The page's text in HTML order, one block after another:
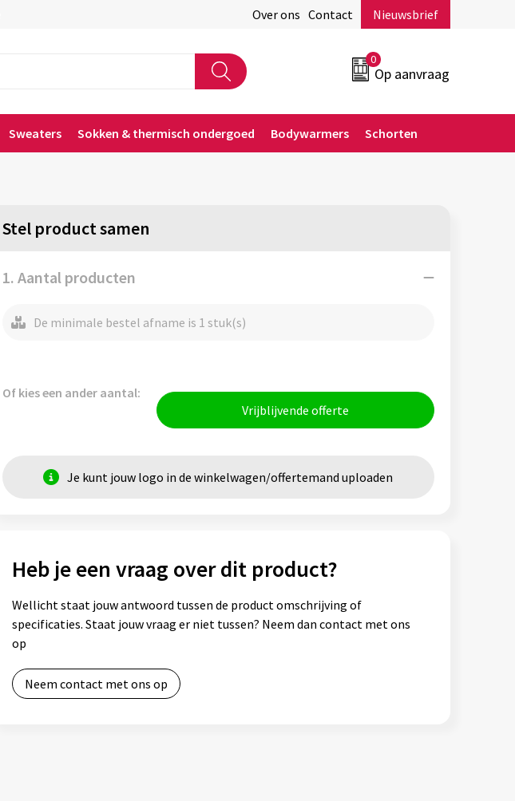
Over ons Contact Nieuwsbrief
0
Op aanvraag
Sweaters Sokken & thermisch ondergoed Bodywarmers Schorten
Stel product samen
1. Aantal producten
De minimale bestel afname is 1 stuk(s)
Of kies een ander aantal:
Vrijblijvende offerte
Je kunt jouw logo in de winkelwagen/offertemand uploaden
Heb je een vraag over dit product?
Wellicht staat jouw antwoord tussen de product omschrijving of
specificaties. Staat jouw vraag er niet tussen? Neem dan contact met ons
op
Neem contact met ons op